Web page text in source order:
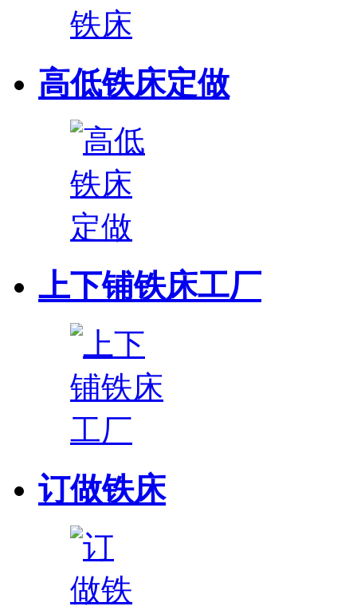
高低铁床定做
上下铺铁床工厂
订做铁床